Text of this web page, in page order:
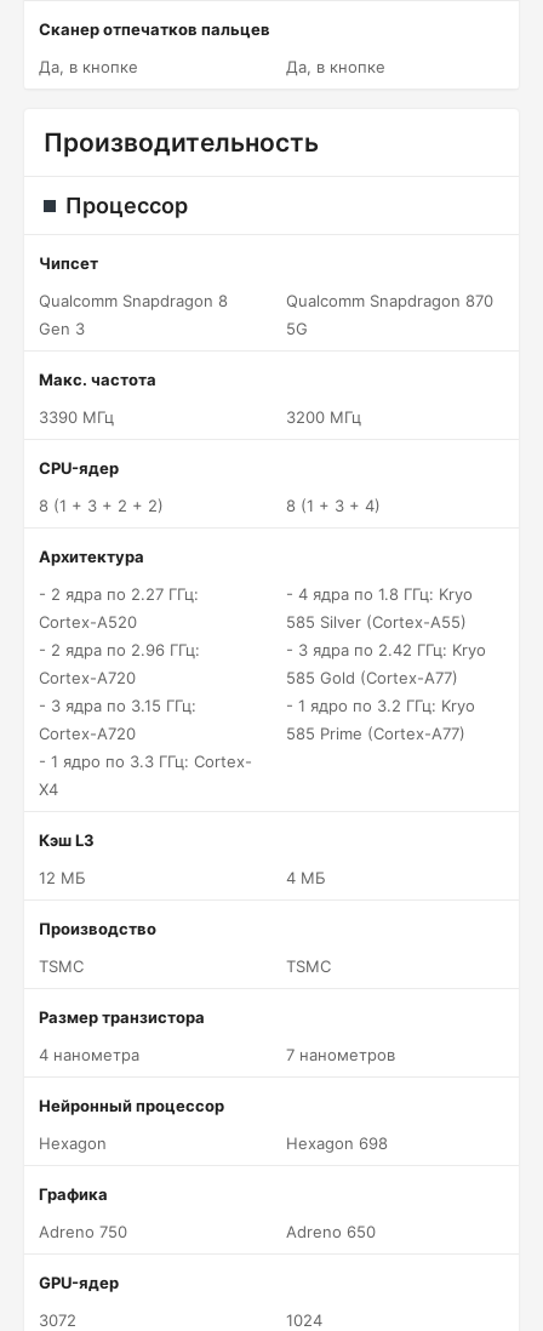
Сканер отпечатков пальцев
Да, в кнопке
Да, в кнопке
Производительность
Процессор
Чипсет
Qualcomm Snapdragon 8
Gen 3
Qualcomm Snapdragon 870
5G
Макс. частота
3390 МГц
3200 МГц
CPU-ядер
8 (1 + 3 + 2 + 2)
8 (1 + 3 + 4)
Архитектура
- 2 ядра по 2.27 ГГц:
Cortex-A520
- 2 ядра по 2.96 ГГц:
Cortex-A720
- 3 ядра по 3.15 ГГц:
Cortex-A720
- 1 ядро по 3.3 ГГц: Cortex-
X4
- 4 ядра по 1.8 ГГц: Kryo
585 Silver (Cortex-A55)
- 3 ядра по 2.42 ГГц: Kryo
585 Gold (Cortex-A77)
- 1 ядро по 3.2 ГГц: Kryo
585 Prime (Cortex-A77)
Кэш L3
12 МБ
4 МБ
Производство
TSMC
TSMC
Размер транзистора
4 нанометра
7 нанометров
Нейронный процессор
Hexagon
Hexagon 698
Графика
Adreno 750
Adreno 650
GPU-ядер
3072
1024